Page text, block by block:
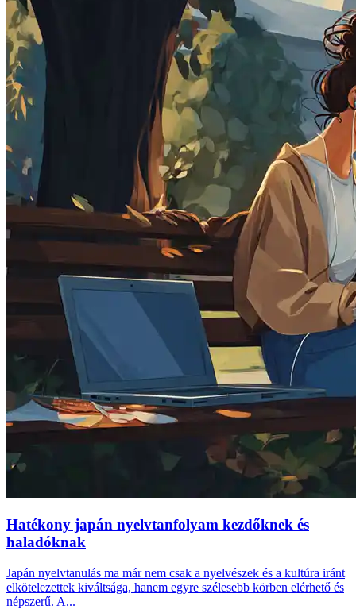
Hatékony japán nyelvtanfolyam kezdőknek és
haladóknak
Japán nyelvtanulás ma már nem csak a nyelvészek és a kultúra iránt
elkötelezettek kiváltsága, hanem egyre szélesebb körben elérhető és
népszerű. A...